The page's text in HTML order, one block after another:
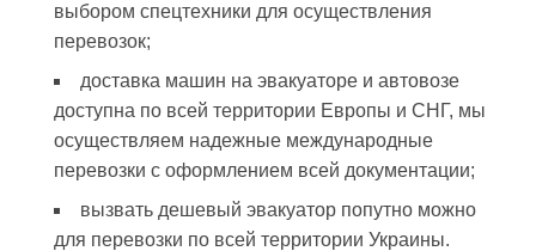
выбором спецтехники для осуществления
перевозок;
доставка машин на эвакуаторе и автовозе
доступна по всей территории Европы и СНГ, мы
осуществляем надежные международные
перевозки с оформлением всей документации;
вызвать дешевый эвакуатор попутно можно
для перевозки по всей территории Украины.